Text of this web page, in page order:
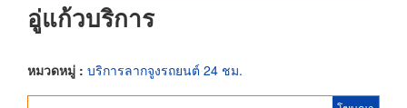
อู่แก้วบริการ
หมวดหมู่ : บริการลากจูงรถยนต์ 24 ชม.